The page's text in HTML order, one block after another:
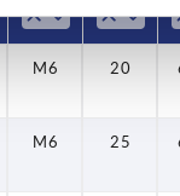
M6 20
M6 25
M8 20
M8 40
M6 20
M6 25